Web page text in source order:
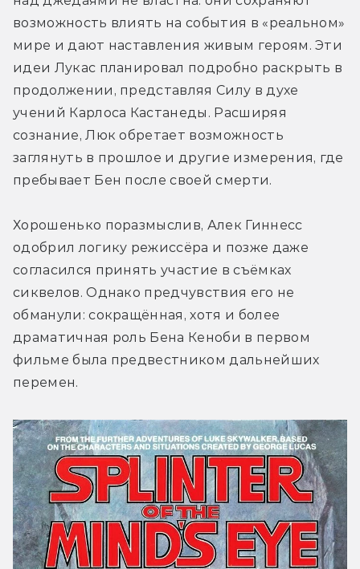
возможность влиять на события в «реальном»
мире и дают наставления живым героям. Эти
идеи Лукас планировал подробно раскрыть в
продолжении, представляя Силу в духе
учений Карлоса Кастанеды. Расширяя
сознание, Люк обретает возможность
заглянуть в прошлое и другие измерения, где
пребывает Бен после своей смерти.
Хорошенько поразмыслив, Алек Гиннесс
одобрил логику режиссёра и позже даже
согласился принять участие в съёмках
сиквелов. Однако предчувствия его не
обманули: сокращённая, хотя и более
драматичная роль Бена Кеноби в первом
фильме была предвестником дальнейших
перемен.